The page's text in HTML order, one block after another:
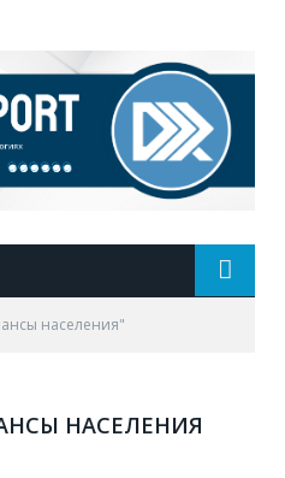
населения"
НАСЕЛЕНИЯ